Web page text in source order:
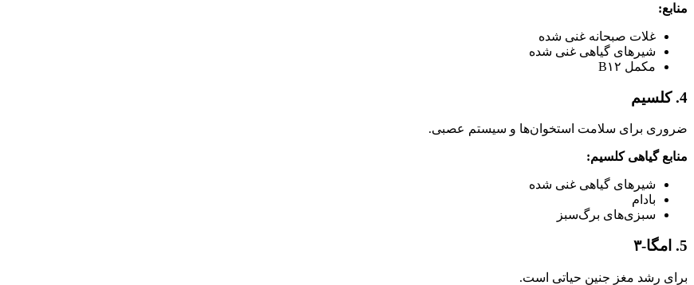
منابع:
غلات صبحانه غنی شده
شیرهای گیاهی غنی شده
مکمل B۱۲
4. کلسیم
ضروری برای سلامت استخوان‌ها و سیستم عصبی.
منابع گیاهی کلسیم:
شیرهای گیاهی غنی شده
بادام
سبزی‌های برگ‌سبز
5. امگا-۳
برای رشد مغز جنین حیاتی است.